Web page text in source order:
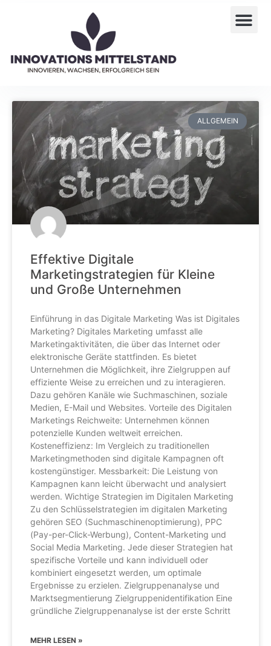
ALLGEMEIN
Effektive Digitale
Marketingstrategien für Kleine
und Große Unternehmen
Einführung in das Digitale Marketing Was ist Digitales
Marketing? Digitales Marketing umfasst alle
Marketingaktivitäten, die über das Internet oder
elektronische Geräte stattfinden. Es bietet
Unternehmen die Möglichkeit, ihre Zielgruppen auf
effiziente Weise zu erreichen und zu interagieren.
Dazu gehören Kanäle wie Suchmaschinen, soziale
Medien, E-Mail und Websites. Vorteile des Digitalen
Marketings Reichweite: Unternehmen können
potenzielle Kunden weltweit erreichen.
Kosteneffizienz: Im Vergleich zu traditionellen
Marketingmethoden sind digitale Kampagnen oft
kostengünstiger. Messbarkeit: Die Leistung von
Kampagnen kann leicht überwacht und analysiert
werden. Wichtige Strategien im Digitalen Marketing
Zu den Schlüsselstrategien im digitalen Marketing
gehören SEO (Suchmaschinenoptimierung), PPC
(Pay-per-Click-Werbung), Content-Marketing und
Social Media Marketing. Jede dieser Strategien hat
spezifische Vorteile und kann individuell oder
kombiniert eingesetzt werden, um optimale
Ergebnisse zu erzielen. Zielgruppenanalyse und
Marktsegmentierung Zielgruppenidentifikation Eine
gründliche Zielgruppenanalyse ist der erste Schritt
MEHR LESEN »